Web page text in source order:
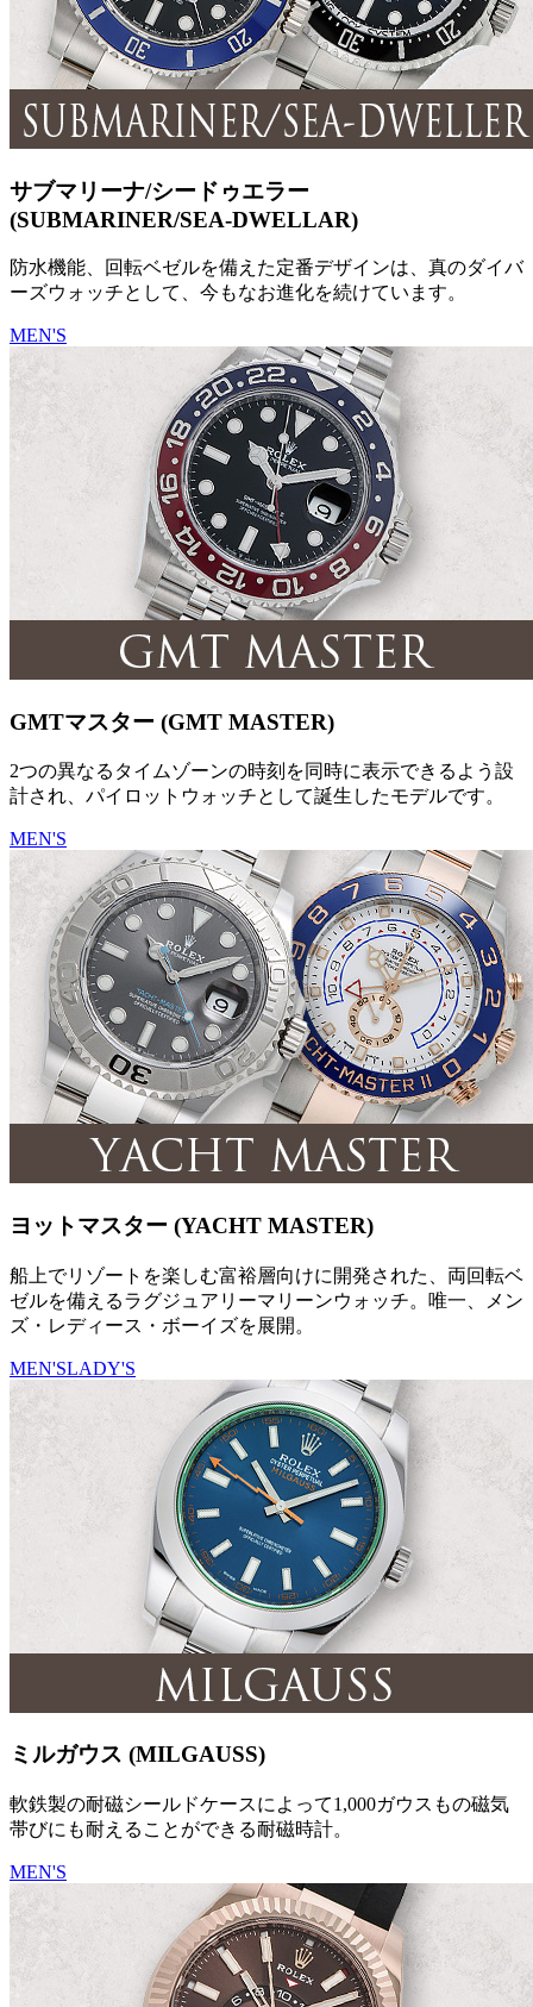
サブマリーナ/シードゥエラー
(SUBMARINER/SEA-DWELLAR)
防水機能、回転ベゼルを備えた定番デザインは、真のダイバ
ーズウォッチとして、今もなお進化を続けています。
MEN'S
GMTマスター (GMT MASTER)
2つの異なるタイムゾーンの時刻を同時に表示できるよう設
計され、パイロットウォッチとして誕生したモデルです。
MEN'S
ヨットマスター (YACHT MASTER)
船上でリゾートを楽しむ富裕層向けに開発された、両回転ベ
ゼルを備えるラグジュアリーマリーンウォッチ。唯一、メン
ズ・レディース・ボーイズを展開。
MEN'SLADY'S
ミルガウス (MILGAUSS)
軟鉄製の耐磁シールドケースによって1,000ガウスもの磁気
帯びにも耐えることができる耐磁時計。
MEN'S